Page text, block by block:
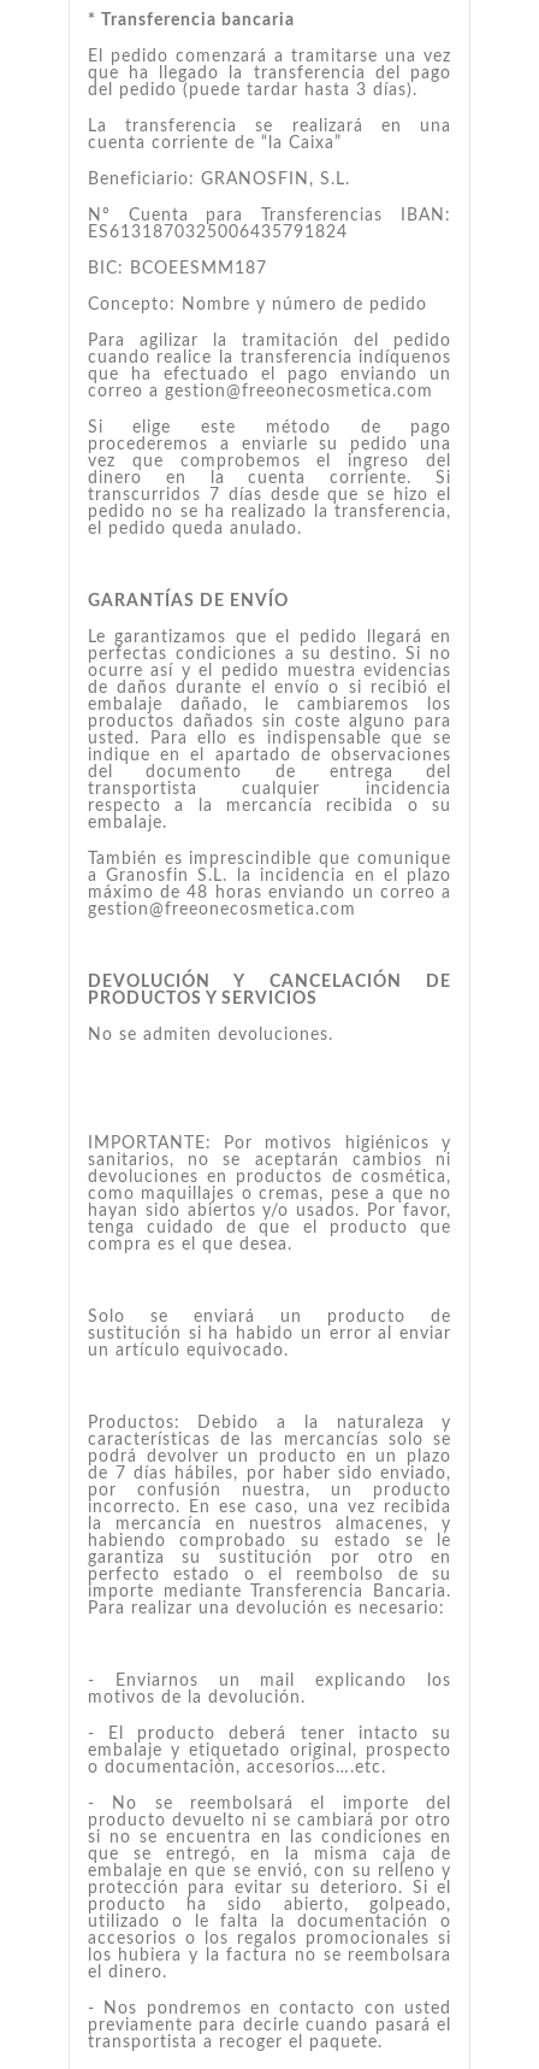
* Transferencia bancaria
El pedido comenzará a tramitarse una vez
que ha llegado la transferencia del pago
del pedido (puede tardar hasta 3 días).
La transferencia se realizará en una
cuenta corriente de “la Caixa”
Beneficiario: GRANOSFIN, S.L.
Nº Cuenta para Transferencias IBAN:
ES6131870325006435791824
BIC: BCOEESMM187
Concepto: Nombre y número de pedido
Para agilizar la tramitación del pedido
cuando realice la transferencia indíquenos
que ha efectuado el pago enviando un
correo a gestion@freeonecosmetica.com
Si elige este método de pago
procederemos a enviarle su pedido una
vez que comprobemos el ingreso del
dinero en la cuenta corriente. Si
transcurridos 7 días desde que se hizo el
pedido no se ha realizado la transferencia,
el pedido queda anulado.
GARANTÍAS DE ENVÍO
Le garantizamos que el pedido llegará en
perfectas condiciones a su destino. Si no
ocurre así y el pedido muestra evidencias
de daños durante el envío o si recibió el
embalaje dañado, le cambiaremos los
productos dañados sin coste alguno para
usted. Para ello es indispensable que se
indique en el apartado de observaciones
del documento de entrega del
transportista cualquier incidencia
respecto a la mercancía recibida o su
embalaje.
También es imprescindible que comunique
a Granosfin S.L. la incidencia en el plazo
máximo de 48 horas enviando un correo a
gestion@freeonecosmetica.com
DEVOLUCIÓN Y CANCELACIÓN DE
PRODUCTOS Y SERVICIOS
No se admiten devoluciones.
IMPORTANTE: Por motivos higiénicos y
sanitarios, no se aceptarán cambios ni
devoluciones en productos de cosmética,
como maquillajes o cremas, pese a que no
hayan sido abiertos y/o usados. Por favor,
tenga cuidado de que el producto que
compra es el que desea.
Solo se enviará un producto de
sustitución si ha habido un error al enviar
un artículo equivocado.
Productos: Debido a la naturaleza y
características de las mercancías solo se
podrá devolver un producto en un plazo
de 7 días hábiles, por haber sido enviado,
por confusión nuestra, un producto
incorrecto. En ese caso, una vez recibida
la mercancía en nuestros almacenes, y
habiendo comprobado su estado se le
garantiza su sustitución por otro en
perfecto estado o el reembolso de su
importe mediante Transferencia Bancaria.
Para realizar una devolución es necesario:
- Enviarnos un mail explicando los
motivos de la devolución.
- El producto deberá tener intacto su
embalaje y etiquetado original, prospecto
o documentación, accesorios….etc.
- No se reembolsará el importe del
producto devuelto ni se cambiará por otro
si no se encuentra en las condiciones en
que se entregó, en la misma caja de
embalaje en que se envió, con su relleno y
protección para evitar su deterioro. Si el
producto ha sido abierto, golpeado,
utilizado o le falta la documentación o
accesorios o los regalos promocionales si
los hubiera y la factura no se reembolsara
el dinero.
- Nos pondremos en contacto con usted
previamente para decirle cuando pasará el
transportista a recoger el paquete.